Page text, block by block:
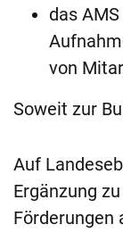
das
von
Soweit zur
Auf
Ergänzung
Förderungen